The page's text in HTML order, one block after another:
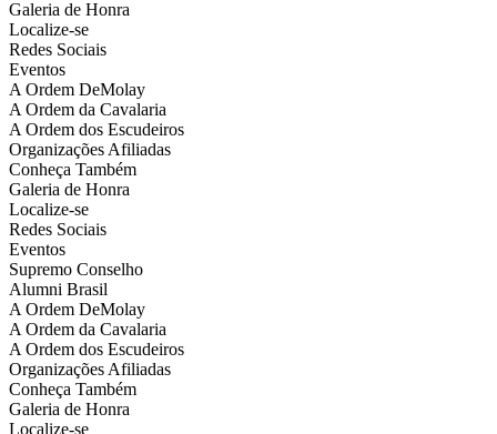
Galeria de Honra
Localize-se
Redes Sociais
Eventos
A Ordem DeMolay
A Ordem da Cavalaria
A Ordem dos Escudeiros
Organizações Afiliadas
Conheça Também
Galeria de Honra
Localize-se
Redes Sociais
Eventos
Supremo Conselho
Alumni Brasil
A Ordem DeMolay
A Ordem da Cavalaria
A Ordem dos Escudeiros
Organizações Afiliadas
Conheça Também
Galeria de Honra
Localize-se